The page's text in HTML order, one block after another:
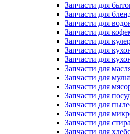
Запчасти для
Запчасти для
Запчасти для
Запчасти для
Запчасти для
Запчасти для
Запчасти для
Запчасти для
Запчасти для
Запчасти для
Запчасти для
Запчасти для
Запчасти для
Запчасти для
Запчасти для